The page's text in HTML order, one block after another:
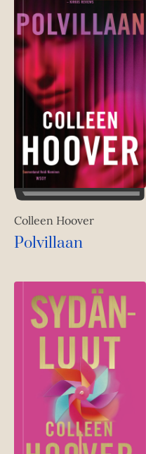
Colleen Hoover
Polvillaan